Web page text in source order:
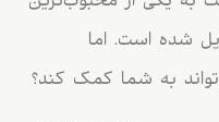
شده است. اما
به شما کمک کند؟